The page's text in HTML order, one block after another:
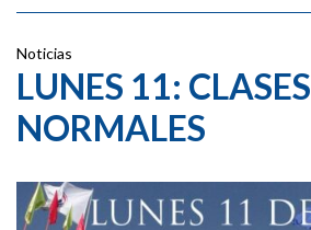
Noticias
LUNES 11: CLASES
NORMALES